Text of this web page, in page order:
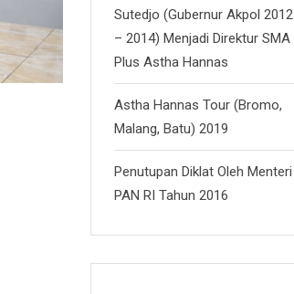
Sutedjo (Gubernur Akpol 2012
– 2014) Menjadi Direktur SMA
Plus Astha Hannas
Astha Hannas Tour (Bromo,
Malang, Batu) 2019
Penutupan Diklat Oleh Menteri
PAN RI Tahun 2016